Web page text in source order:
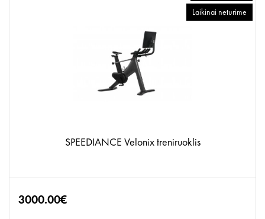
Laikinai neturime
SPEEDIANCE Velonix treniruoklis
3000.00€